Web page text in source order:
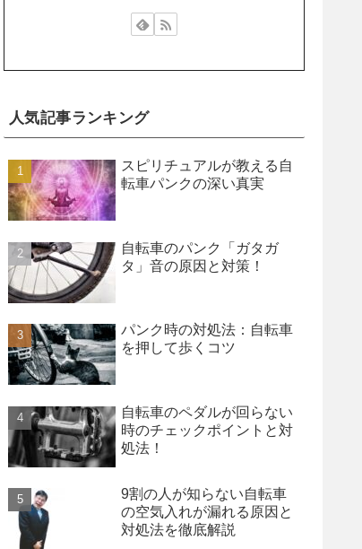
人気記事ランキング
スピリチュアルが教える自
転車パンクの深い真実
自転車のパンク「ガタガ
タ」音の原因と対策！
パンク時の対処法：自転車
を押して歩くコツ
自転車のペダルが回らない
時のチェックポイントと対
処法！
9割の人が知らない自転車
の空気入れが漏れる原因と
対処法を徹底解説